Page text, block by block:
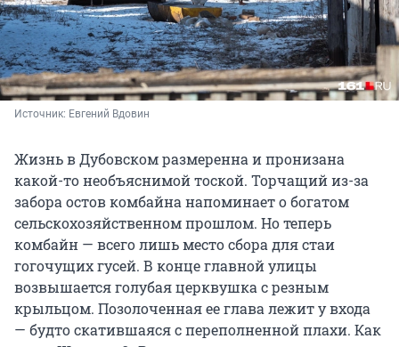
Источник: Евгений Вдовин
Жизнь в Дубовском размеренна и пронизана
какой-то необъяснимой тоской. Торчащий из-за
забора остов комбайна напоминает о богатом
сельскохозяйственном прошлом. Но теперь
комбайн — всего лишь место сбора для стаи
гогочущих гусей. В конце главной улицы
возвышается голубая церквушка с резным
крыльцом. Позолоченная ее глава лежит у входа
— будто скатившаяся с переполненной плахи. Как